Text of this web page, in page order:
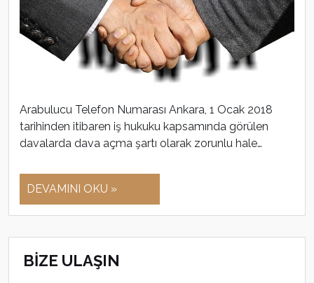
Arabulucu Telefon Numarası Ankara, 1 Ocak 2018
tarihinden itibaren iş hukuku kapsamında görülen
davalarda dava açma şartı olarak zorunlu hale…
DEVAMINI OKU »
BİZE ULAŞIN